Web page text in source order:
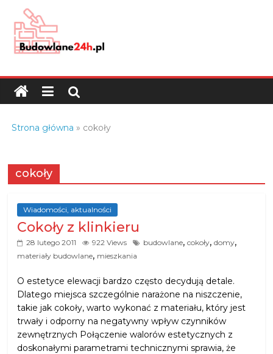
content
Budowlane24h.pl
portal
budowlany
z
Strona główna » cokoły
cokoły
Wiadomości, aktualności
Cokoły z klinkieru
28 lutego 2011 922 Views budowlane,cokoły,domy,
materiały budowlane, mieszkania
O estetyce elewacji bardzo często decydują detale.
Dlatego miejsca szczególnie narażone na niszczenie,
takie jak cokoły, warto wykonać z materiału, który jest
trwały i odporny na negatywny wpływ czynników
zewnętrznych Połączenie walorów estetycznych z
doskonałymi parametrami technicznymi sprawia, że